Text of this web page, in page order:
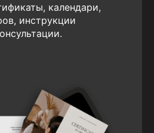
календари,
инструкции